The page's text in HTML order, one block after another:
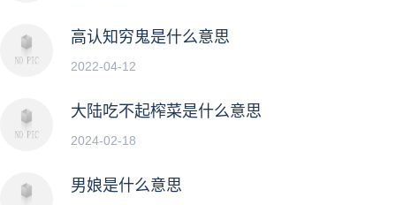
高认知穷鬼是什么意思
2022-04-12
大陆吃不起榨菜是什么意思
2024-02-18
男娘是什么意思